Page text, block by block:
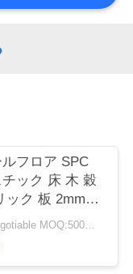
ルフロア SPC
ック 床 木 穀
ック 板 2mm
さ
Price negotiable MOQ:500平方メートル